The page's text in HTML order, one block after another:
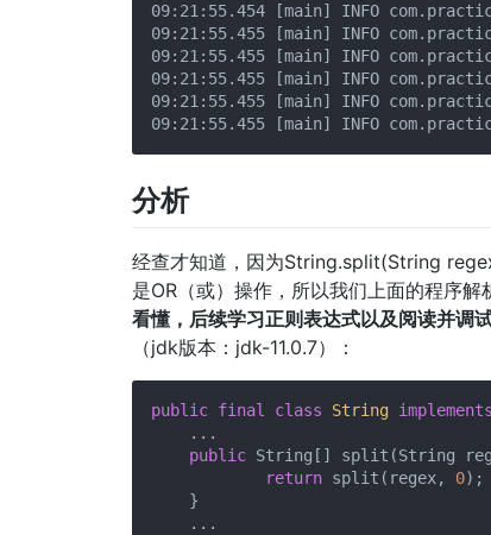
09:21:55.454 [main] INFO
09:21:55.455 [main] INFO
09:21:55.455 [main] INFO
09:21:55.455 [main] INFO
09:21:55.455 [main] INFO
分析
经查才知道，因为String.split(String
是OR（或）操作，所以我们上面的程序解
看懂，后续学习正则表达式以及阅读并调
（jdk版本：jdk-11.0.7）：
public final class String implements
    ...
public String[] split(String
return split(regex, 0);
    }
    ...